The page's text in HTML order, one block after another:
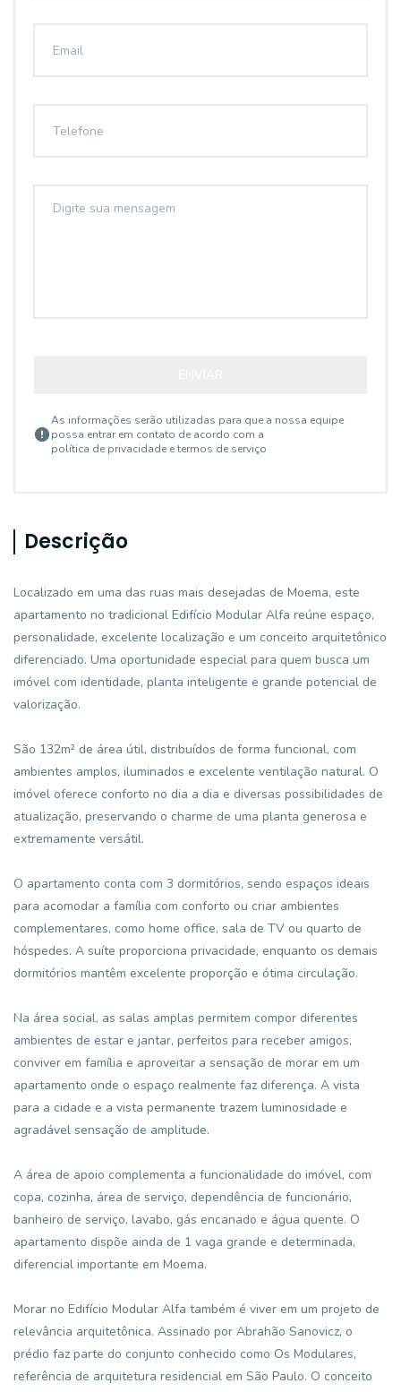
As informações serão utilizadas para que a nossa equipe
possa entrar em contato de acordo com a
política de privacidade e termos de serviço
Descrição
Localizado em uma das ruas mais desejadas de Moema, este
apartamento no tradicional Edifício Modular Alfa reúne espaço,
personalidade, excelente localização e um conceito arquitetônico
diferenciado. Uma oportunidade especial para quem busca um
imóvel com identidade, planta inteligente e grande potencial de
valorização.
São 132m² de área útil, distribuídos de forma funcional, com
ambientes amplos, iluminados e excelente ventilação natural. O
imóvel oferece conforto no dia a dia e diversas possibilidades de
atualização, preservando o charme de uma planta generosa e
extremamente versátil.
O apartamento conta com 3 dormitórios, sendo espaços ideais
para acomodar a família com conforto ou criar ambientes
complementares, como home office, sala de TV ou quarto de
hóspedes. A suíte proporciona privacidade, enquanto os demais
dormitórios mantêm excelente proporção e ótima circulação.
Na área social, as salas amplas permitem compor diferentes
ambientes de estar e jantar, perfeitos para receber amigos,
conviver em família e aproveitar a sensação de morar em um
apartamento onde o espaço realmente faz diferença. A vista
para a cidade e a vista permanente trazem luminosidade e
agradável sensação de amplitude.
A área de apoio complementa a funcionalidade do imóvel, com
copa, cozinha, área de serviço, dependência de funcionário,
banheiro de serviço, lavabo, gás encanado e água quente. O
apartamento dispõe ainda de 1 vaga grande e determinada,
diferencial importante em Moema.
Morar no Edifício Modular Alfa também é viver em um projeto de
relevância arquitetônica. Assinado por Abrahão Sanovicz, o
prédio faz parte do conjunto conhecido como Os Modulares,
referência de arquitetura residencial em São Paulo. O conceito